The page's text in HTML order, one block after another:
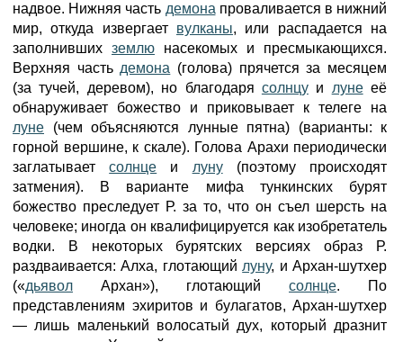
надвое. Нижняя часть демона проваливается в нижний
мир, откуда извергает вулканы, или распадается на
заполнивших землю насекомых и пресмыкающихся.
Верхняя часть демона (голова) прячется за месяцем
(за тучей, деревом), но благодаря солнцуи лунееё
обнаруживает божество и приковывает к телеге на
луне (чем объясняются лунные пятна) (варианты: к
горной вершине, к скале). Голова Арахи периодически
заглатываетсолнце и луну(поэтому происходят
затмения). В варианте мифа тункинских бурят
божество преследует Р. за то, что он съел шерсть на
человеке; иногда он квалифицируется как изобретатель
водки. В некоторых бурятских версиях образ Р.
раздваивается: Алха, глотающий луну, и Архан-шутхер
(«дьявол Архан»), глотающий солнце. По
представлениям эхиритов и булагатов, Архан-шутхер
— лишь маленький волосатый дух, который дразнит